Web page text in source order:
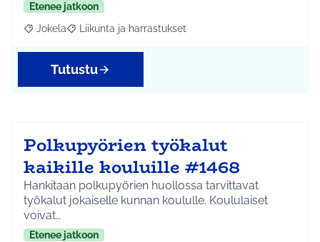
Etenee jatkoon
Rajaa tulokset aihepiirin mukaan: Jokela
Jokela Rajaa tulokset teeman mukaan: Liikunta ja
Liikunta ja harrastukset
Tutustu
Polkupyörien työkalut
kaikille kouluille #1468
Hankitaan polkupyörien huollossa tarvittavat
työkalut jokaiselle kunnan koululle. Koululaiset
voivat…
Etenee jatkoon